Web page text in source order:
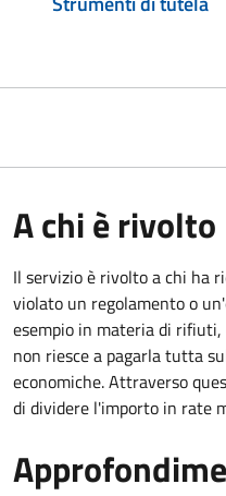
A chi è rivolto
Il servizio è rivolto a chi ha
violato un regolamento o
esempio in materia di rifiuti,
non riesce a pagarla tutta
economiche. Attraverso
di dividere l'importo in rate